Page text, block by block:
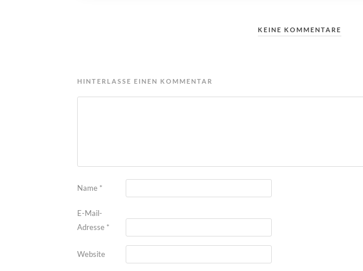
KEINE KOMMENTARE
HINTERLASSE EINEN KOMMENTAR
Name *
E-Mail-
Adresse *
Website